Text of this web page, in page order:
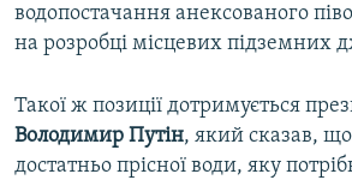
водопостачання анексованого
на розробці місцевих підземних
Такої ж позиції дотримується
Володимир Путін, який сказав,
достатньо прісної води, яку